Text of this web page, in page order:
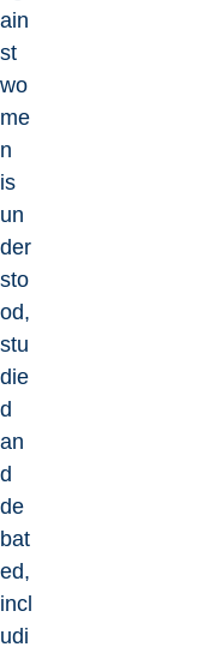
ain
st
wo
me
n
is
un
der
sto
od,
stu
die
d
an
d
de
bat
ed,
incl
udi